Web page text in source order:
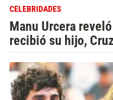
CELEBRIDADES
Manu Urcera
recibió su hijo,